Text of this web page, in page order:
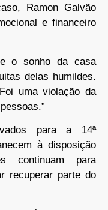
Ramon Galvão
e financeiro
o sonho da casa
delas humildes.
uma violação da
para a 14ª
à disposição
continuam para
recuperar parte do